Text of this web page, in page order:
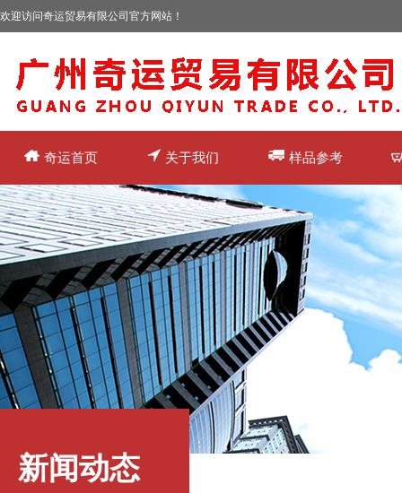
欢迎访问奇运贸易有限公司官方网站！
奇运首页 关于我们 样品参考
新闻动态